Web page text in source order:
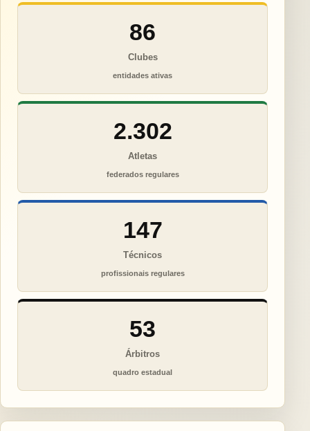
86
Clubes
entidades ativas
2.302
Atletas
federados regulares
147
Técnicos
profissionais regulares
53
Árbitros
quadro estadual